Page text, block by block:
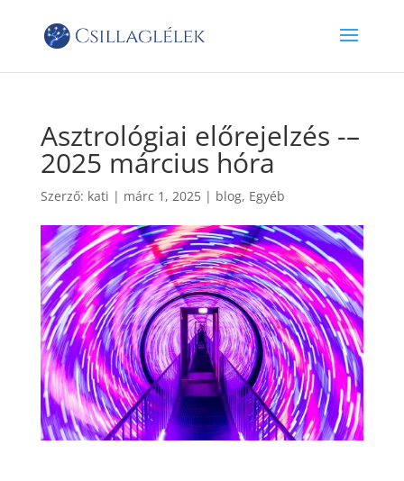
Asztrológiai előrejelzés -–
2025 március hóra
Szerző: kati | márc 1, 2025| blog, Egyéb